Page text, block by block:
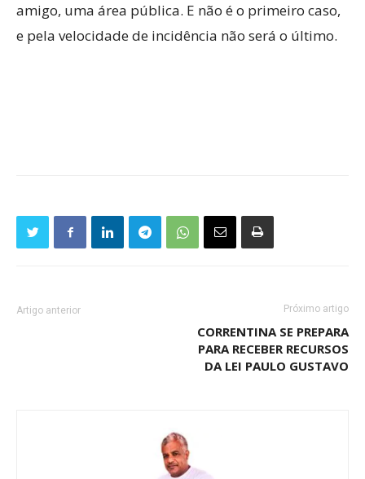
amigo, uma área pública. E não é o primeiro caso,
e pela velocidade de incidência não será o último.
Artigo anterior Próximo artigo
CORRENTINA SE PREPARA
PARA RECEBER RECURSOS
DA LEI PAULO GUSTAVO